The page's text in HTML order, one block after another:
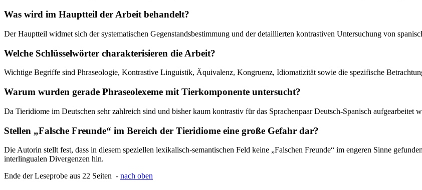
Was wird im Hauptteil der Arbeit behandelt?
Der Hauptteil widmet sich der systematischen Gegenstandsbestimmung und der detaillierten kontrastiven Untersuchung von
Welche Schlüsselwörter charakterisieren die Arbeit?
Wichtige Begriffe sind Phraseologie, Kontrastive Linguistik, Äquivalenz, Kongruenz, Idiomatizität sowie die spezifische
Warum wurden gerade Phraseolexeme mit Tierkomponente untersucht?
Da Tieridiome im Deutschen sehr zahlreich sind und bisher kaum kontrastiv für das Sprachenpaar Deutsch-Spanisch aufgearbeitet
Stellen „Falsche Freunde“ im Bereich der Tieridiome eine große Gefahr dar?
Die Autorin stellt fest, dass in diesem speziellen lexikalisch-semantischen Feld keine „Falschen Freunde“ im engeren Sinne
interlingualen Divergenzen hin.
Ende der Leseprobe aus 22 Seiten - nach oben